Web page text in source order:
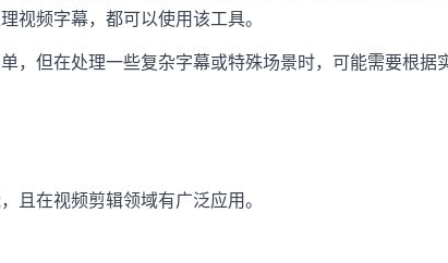
视频字幕，都可以使用该工具。
，但在处理一些复杂字幕或特殊场景时，可能需要根据
且在视频剪辑领域有广泛应用。